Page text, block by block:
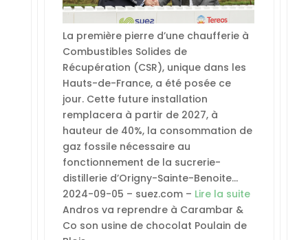
La première pierre d’une chaufferie à
Combustibles Solides de
Récupération (CSR), unique dans les
Hauts-de-France, a été posée ce
jour. Cette future installation
remplacera à partir de 2027, à
hauteur de 40%, la consommation de
gaz fossile nécessaire au
fonctionnement de la sucrerie-
distillerie d’Origny-Sainte-Benoite…
2024-09-05 – suez.com – Lire la suite
Andros va reprendre à Carambar &
Co son usine de chocolat Poulain de